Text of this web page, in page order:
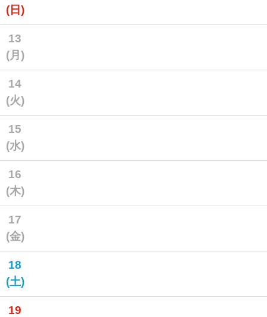
(日)
13
(月)
14
(火)
15
(水)
16
(木)
17
(金)
18
(土)
19